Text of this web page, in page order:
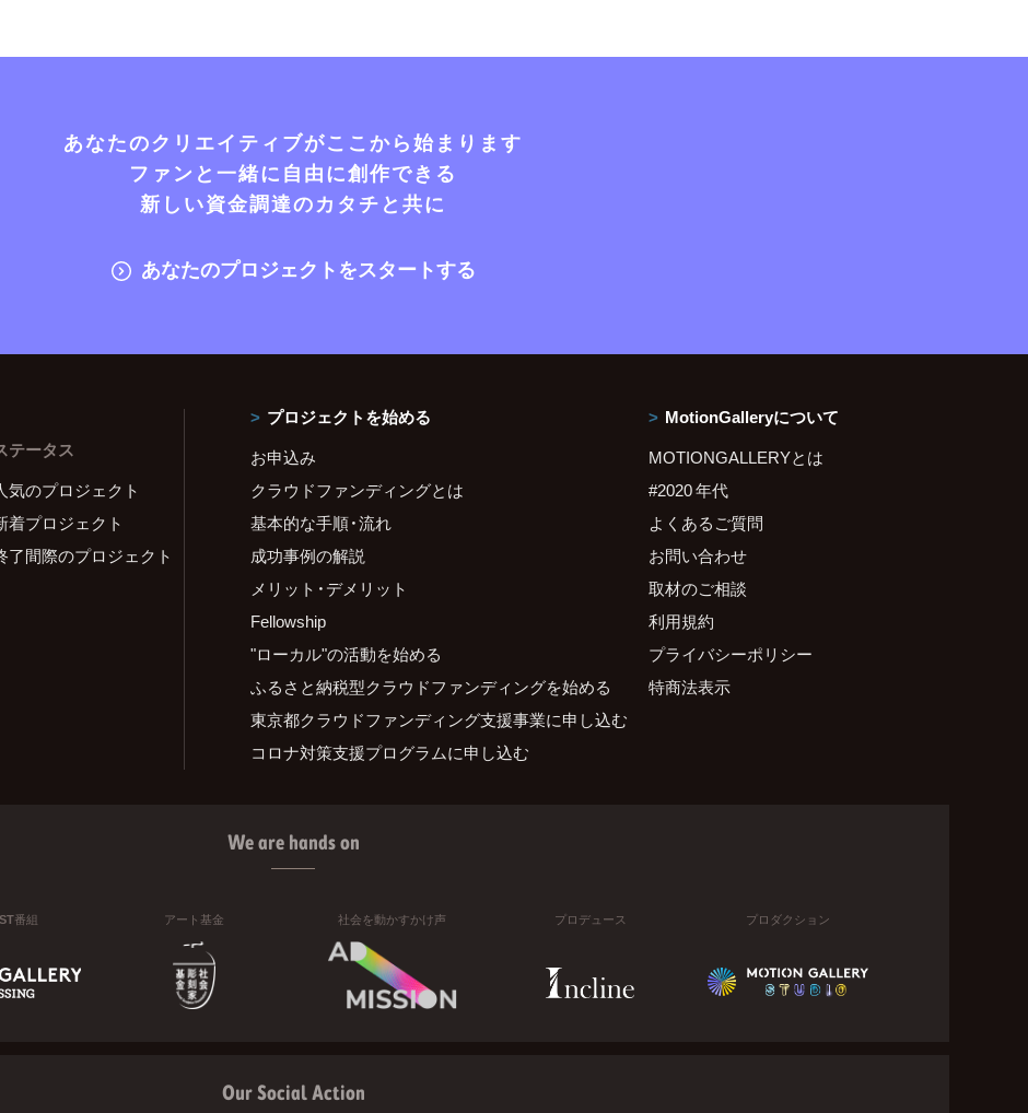
あなたのクリエイティブがここから始まります
ファンと一緒に自由に創作できる
新しい資金調達のカタチと共に
あなたのプロジェクトをスタートする
テータス
気のプロジェクト
着プロジェクト
了間際のプロジェクト
プロジェクトを始める
お申込み
クラウドファンディングとは
基本的な手順・流れ
成功事例の解説
メリット・デメリット
Fellowship
"ローカル"の活動を始める
ふるさと納税型クラウドファンディングを始める
東京都クラウドファンディング支援事業に申し込む
コロナ対策支援プログラムに申し込む
MotionGalleryについて
MOTIONGALLERYとは
#2020 年代
よくあるご質問
お問い合わせ
取材のご相談
利用規約
プライバシーポリシー
特商法表示
We are hands on
番組 アート基金 社会を動かすかけ声 プロデュース プロダクション
Our Social Action